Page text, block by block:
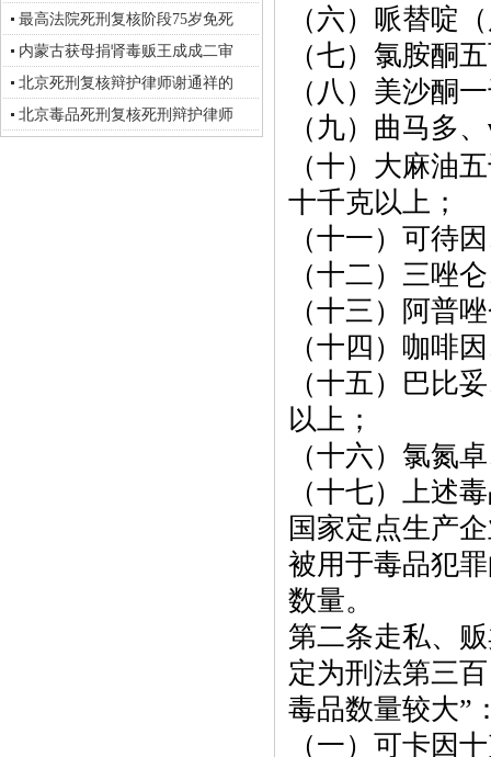
最高法院死刑复核阶段75岁免死
内蒙古获母捐肾毒贩王成成二审
北京死刑复核辩护律师谢通祥的
北京毒品死刑复核死刑辩护律师
（六）哌替啶
（七）氯胺酮
（八）美沙酮
（九）曲马多、
（十）大麻油
十千克以上；
（十一）可待
（十二）三唑
（十三）阿普
（十四）咖啡
（十五）巴比
以上；
（十六）氯氮
（十七）上述
国家定点生产
被用于毒品犯
数量。
第二条走私、
定为刑法第三
毒品数量较大”
（一）可卡因